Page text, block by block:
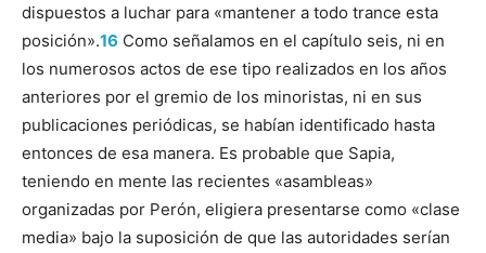
dispuestos a luchar para «mantener a todo trance esta
posición».16 Como señalamos en el capítulo seis, ni en
los numerosos actos de ese tipo realizados en los años
anteriores por el gremio de los minoristas, ni en sus
publicaciones periódicas, se habían identificado hasta
entonces de esa manera. Es probable que Sapia,
teniendo en mente las recientes «asambleas»
organizadas por Perón, eligiera presentarse como «clase
media» bajo la suposición de que las autoridades serían